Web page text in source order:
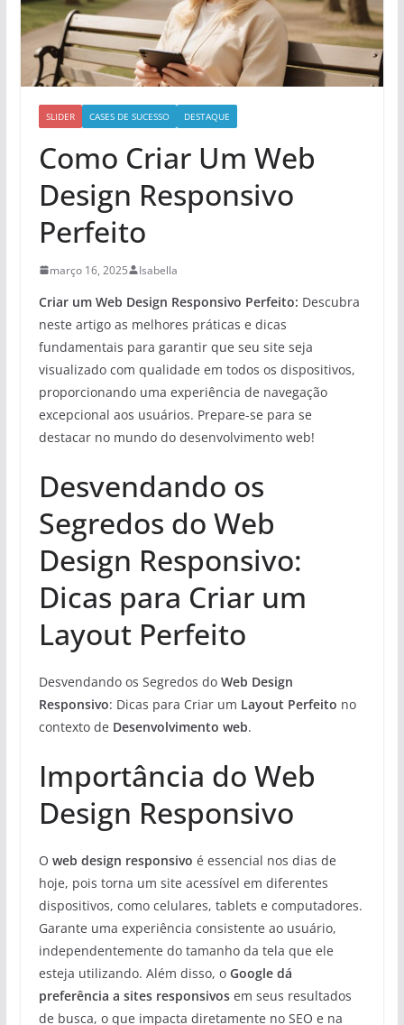
SLIDER CASES DE SUCESSO DESTAQUE
Como Criar Um Web
Design Responsivo
Perfeito
março 16, 2025 Isabella
Criar um Web Design Responsivo Perfeito: Descubra
neste artigo as melhores práticas e dicas
fundamentais para garantir que seu site seja
visualizado com qualidade em todos os dispositivos,
proporcionando uma experiência de navegação
excepcional aos usuários. Prepare-se para se
destacar no mundo do desenvolvimento web!
Desvendando os
Segredos do Web
Design Responsivo:
Dicas para Criar um
Layout Perfeito
Desvendando os Segredos do Web Design
Responsivo: Dicas para Criar um Layout Perfeito no
contexto de Desenvolvimento web.
Importância do Web
Design Responsivo
O web design responsivo é essencial nos dias de
hoje, pois torna um site acessível em diferentes
dispositivos, como celulares, tablets e computadores.
Garante uma experiência consistente ao usuário,
independentemente do tamanho da tela que ele
esteja utilizando. Além disso, o Google dá
preferência a sites responsivosem seus resultados
de busca, o que impacta diretamente no SEO e na